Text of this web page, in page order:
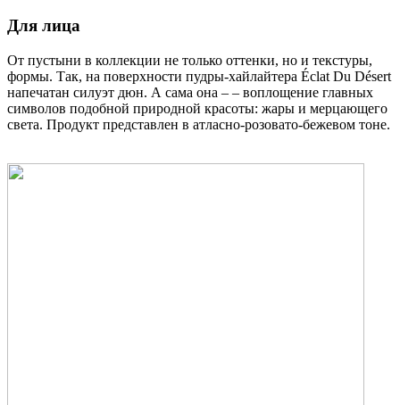
Для лица
От пустыни в коллекции не только оттенки, но и текстуры,
формы. Так, на поверхности пудры-хайлайтера Éclat Du Désert
напечатан силуэт дюн. А сама она – – воплощение главных
символов подобной природной красоты: жары и мерцающего
света. Продукт представлен в атласно-розовато-бежевом тоне.